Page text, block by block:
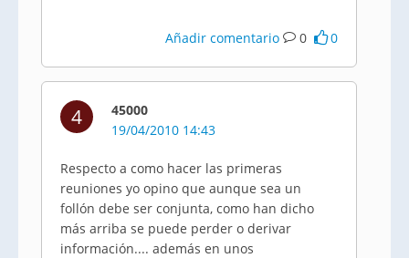
Añadir comentario 0 0
4
45000
19/04/2010 14:43
Respecto a como hacer las primeras
reuniones yo opino que aunque sea un
follón debe ser conjunta, como han dicho
más arriba se puede perder o derivar
información.... además en unos